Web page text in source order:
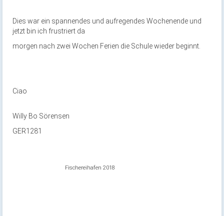
Dies war ein spannendes und aufregendes Wochenende und
jetzt bin ich frustriert da
morgen nach zwei Wochen Ferien die Schule wieder beginnt.
Ciao
Willy Bo Sörensen
GER1281
Fischereihafen 2018